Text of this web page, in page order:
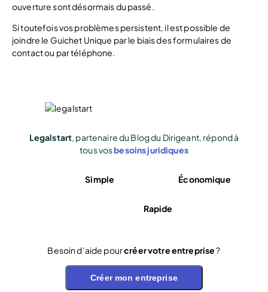
ouverture sont désormais du passé.
Si toutefois vos problèmes persistent, il est possible de
joindre le Guichet Unique par le biais des formulaires de
contact ou par téléphone.
Legalstart, partenaire du Blog du Dirigeant, répond à
tous vosbesoins juridiques
Simple Économique
Rapide
Besoin d’aide pourcréer votre entreprise?
Créer mon entreprise